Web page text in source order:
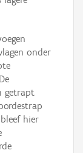
onder
getrapt
hier